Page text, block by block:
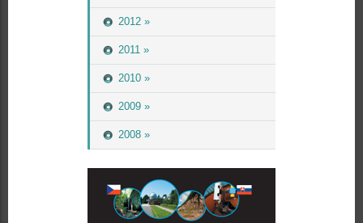
2012 »
2011 »
2010 »
2009 »
2008 »